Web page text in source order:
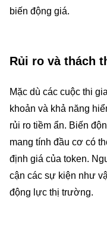
biến động giá.
Rủi ro và thách
Mặc dù các cuộc thi
khoản và khả năng
rủi ro tiềm ẩn. Biến
mang tính đầu cơ có
định giá của token.
cận các sự kiện như
động lực thị trường.